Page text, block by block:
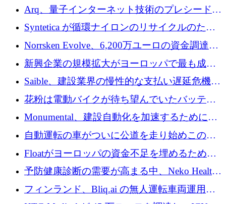
ためにシリーズCで7,000万ドルを調達
Arq、量子インターネット技術のプレシードと
して140万ドルを確保
Syntetica が循環ナイロンのリサイクルのため
にシリーズ A で 3,000 万ドルを調達
Norrsken Evolve、6,200万ユーロの資金調達
後、アムステルダムに根を張る
新興企業の規模拡大がヨーロッパで最も成功
した創業者を生み出す、アントラー氏が発見
Saible、建設業界の慢性的な支払い遅延危機に
対処するために 290 万ポンドを調達
花粉は電動バイクが待ち望んでいたバッテリ
ー交換ネットワークを構築している
Monumental、建設自動化を加速するためにシ
リーズ B で 3,200 万ドルを確保
自動運転の車がついに公道を走り始めこの国
が世界をリードしようとしている
Floatがヨーロッパの資金不足を埋めるために
シリーズAで450万ユーロを調達
予防健康診断の需要が高まる中、Neko Health
が 7 億ドルを調達
フィンランド、Bliq.ai の無人運転車両運用を